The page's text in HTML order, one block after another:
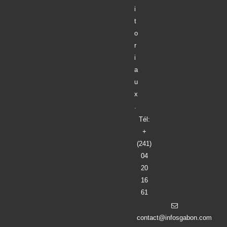
i
t
o
r
i
a
u
x
Tél:
+
(241)
04
20
16
61
contact@infosgabon.com